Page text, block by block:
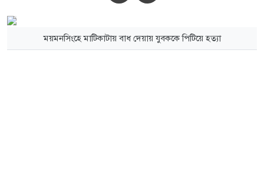
ময়মনসিংহে মাটিকাটায় বাধ দেয়ায় যুবককে পিটিয়ে হত্যা